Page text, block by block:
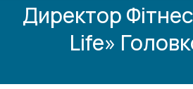
Директор
Life»